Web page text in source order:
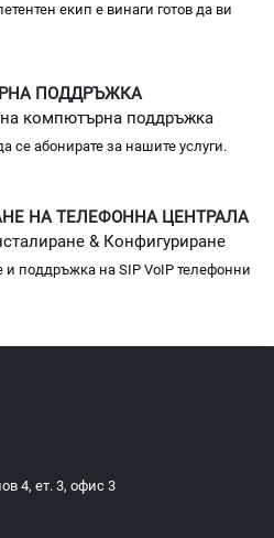
екип е винаги готов да ви
ПОДДРЪЖКА
компютърна поддръжка
се абонирате за нашите услуги.
НА ТЕЛЕФОННА ЦЕНТРАЛА
& Конфигуриране
и поддръжка на SIP VoIP телефонни
4, ет. 3, офис 3